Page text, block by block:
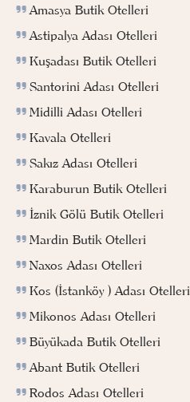
Amasya Butik Otelleri
Astipalya Adası Otelleri
Kuşadası Butik Otelleri
Santorini Adası Otelleri
Midilli Adası Otelleri
Kavala Otelleri
Sakız Adası Otelleri
Karaburun Butik Otelleri
İznik Gölü Butik Otelleri
Mardin Butik Otelleri
Naxos Adası Otelleri
Kos (İstanköy ) Adası Otelleri
Mikonos Adası Otelleri
Büyükada Butik Otelleri
Abant Butik Otelleri
Rodos Adası Otelleri